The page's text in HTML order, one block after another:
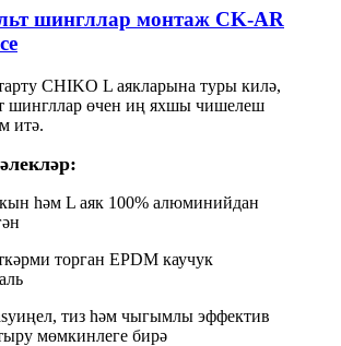
шингллар монтаж CK-AR
CHIKO L аякларына туры килә,
шингллар өчен иң яхшы чишелеш
итә.
һәм L аяк 100% алюминийдан
торган EPDM каучук
тиз һәм чыгымлы эффектив
мөмкинлеге бирә